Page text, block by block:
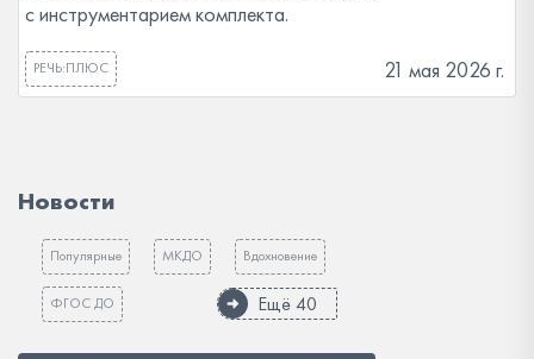
с инструментарием комплекта.
РЕЧЬ:ПЛЮС 21 мая 2026 г.
Новости
Популярные МКДО Вдохновение
ФГОС ДО Ещё 40